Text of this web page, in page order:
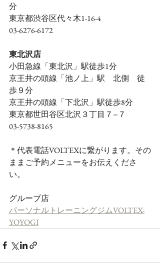
分
東京都渋谷区代々木1-16-4
03-6276-6172
東北沢店
小田急線「東北沢」駅徒歩1分
京王井の頭線「池ノ上」駅　北側　徒
歩９分
京王井の頭線「下北沢」駅徒歩8分
東京都世田谷区北沢３丁目７−７
03-5738-8165
＊代表電話VOLTEXに繋がります。その
ままご予約メニューをお伝えくださ
い。
グループ店
パーソナルトレーニングジムVOLTEX-
YOYOGI